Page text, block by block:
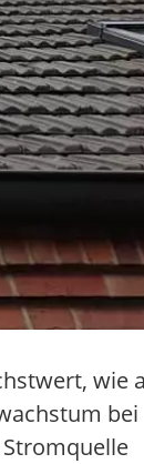
wie
bei